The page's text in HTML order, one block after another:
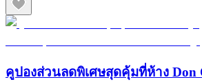
คูปองส่วนลดพิเศษสุดคุ้มที่ห้าง Don